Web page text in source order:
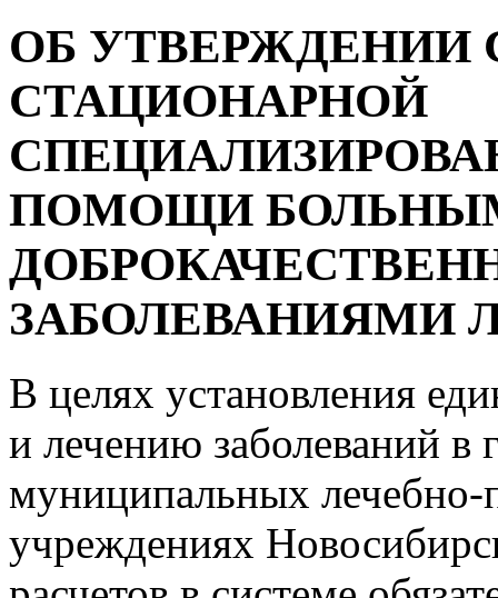
ОБ УТВЕРЖДЕНИИ
СТАЦИОНАРНОЙ
ПОМОЩИ
ЗАБОЛЕВАНИЯМИ
В целях установления
и лечению заболеваний в
муниципальных лечебно-
учреждениях